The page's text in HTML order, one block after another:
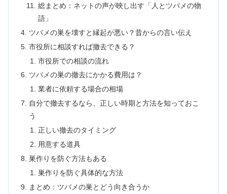
総まとめ：ネットの声が映し出す「人とツバメの物
語」
ツバメの巣を壊すと縁起が悪い？昔からの言い伝え
市役所に相談すれば撤去できる？
市役所での相談の流れ
ツバメの巣の撤去にかかる費用は？
業者に依頼する場合の相場
自分で撤去するなら、正しい時期と方法を知っておこ
う
正しい撤去のタイミング
用意する道具
巣作りを防ぐ方法もある
巣作りを防ぐ具体的な方法
まとめ：ツバメの巣とどう向き合うか